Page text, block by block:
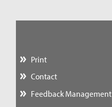
Print
Contact
Feedback Management